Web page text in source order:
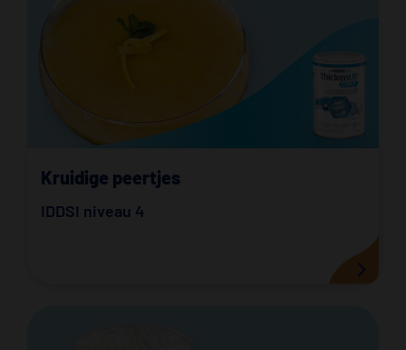
Kruidige peertjes
IDDSI niveau 4